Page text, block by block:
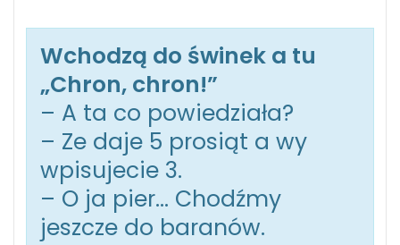
Wchodzą do świnek a tu
„Chron, chron!”
– A ta co powiedziała?
– Ze daje 5 prosiąt a wy
wpisujecie 3.
– O ja pier… Chodźmy
jeszcze do baranów.